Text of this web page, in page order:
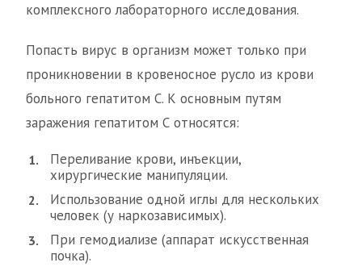
комплексного лабораторного исследования.
Попасть вирус в организм может только при
проникновении в кровеносное русло из крови
больного гепатитом С. К основным путям
заражения гепатитом С относятся:
Переливание крови, инъекции,
хирургические манипуляции.
Использование одной иглы для нескольких
человек (у наркозависимых).
При гемодиализе (аппарат искусственная
почка).